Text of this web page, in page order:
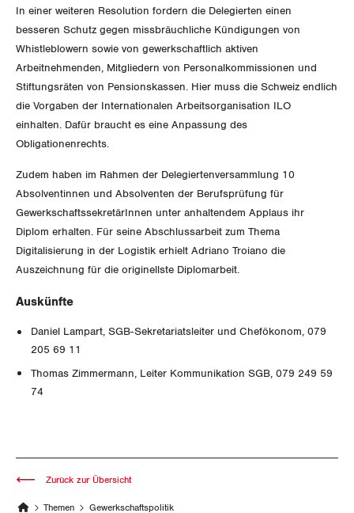
Thurgau
Uri
Waadt
Zürich
In einer weiteren Resolution fordern die Delegierten einen
besseren Schutz gegen missbräuchliche Kündigungen von
Whistleblowern sowie von gewerkschaftlich aktiven
Arbeitnehmenden, Mitgliedern von Personalkommissionen und
Stiftungsräten von Pensionskassen. Hier muss die Schweiz endlich
die Vorgaben der Internationalen Arbeitsorganisation ILO
einhalten. Dafür braucht es eine Anpassung des
Obligationenrechts.
Zudem haben im Rahmen der Delegiertenversammlung 10
Absolventinnen und Absolventen der Berufsprüfung für
GewerkschaftssekretärInnen unter anhaltendem Applaus ihr
Diplom erhalten. Für seine Abschlussarbeit zum Thema
Digitalisierung in der Logistik erhielt Adriano Troiano die
Auszeichnung für die originellste Diplomarbeit.
Auskünfte
Daniel Lampart, SGB-Sekretariatsleiter und Chefökonom, 079
205 69 11
Thomas Zimmermann, Leiter Kommunikation SGB, 079 249 59
74
Themen Gewerkschaftspolitik
Zurück zur Übersicht